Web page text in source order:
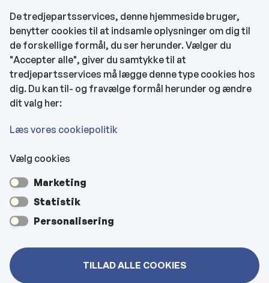
Find EAN-numre
CVR og bankoplysninger
Tilgængelighedserklæring
KONTAKTOPLYSNINGER
Rådhuset
Kultur- & Borgerhuset
Hjemmeplejen og hjemmesygeplejen
De tredjepartsservices, denne hjemmeside bruger,
benytter cookies til at indsamle oplysninger om dig til
de forskellige formål, du ser herunder. Vælger du
"Accepter alle", giver du samtykke til at
tredjepartsservices må lægge denne type cookies hos
dig. Du kan til- og fravælge formål herunder og ændre
dit valg her:
Læs vores cookiepolitik
Vælg cookies
Marketing
Statistik
Personalisering
TILLAD ALLE COOKIES